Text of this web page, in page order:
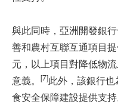
與此同時，亞洲開發銀
善和農村互聯互通項目
元，以上項目對降低物
意義。
[7]此外，該銀行
食安全保障建設提供支持